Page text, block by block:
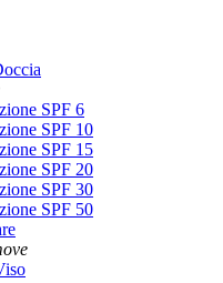
SPF 6
SPF 10
SPF 15
SPF 20
SPF 30
SPF 50